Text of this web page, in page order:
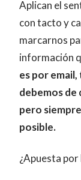
Aplican el
con tacto y
marcarnos
información
es por
debemos de
pero
posible.
¿Apuesta